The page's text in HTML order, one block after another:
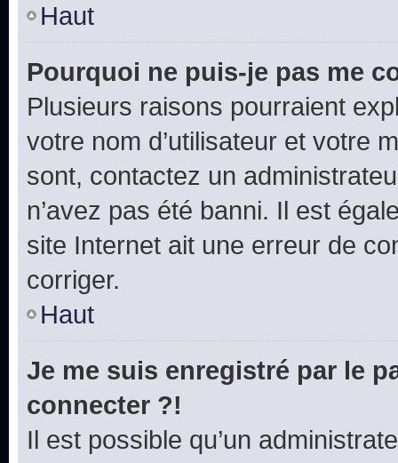
Haut
Pourquoi ne puis-je pas me
Plusieurs raisons pourraient
votre nom d’utilisateur et votre
sont, contactez un
n’avez pas été banni. Il est
site Internet ait une erreur de
corriger.
Haut
Je me suis enregistré par le
connecter ?!
Il est possible qu’un